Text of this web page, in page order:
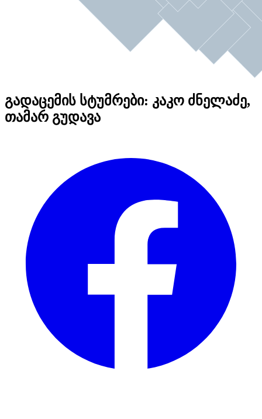
გადაცემის სტუმრები: კაკო ძნელაძე,
თამარ გუდავა